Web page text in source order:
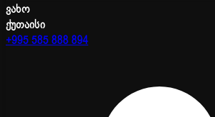
ვახო
ქუთაისი
+995 585 888 894